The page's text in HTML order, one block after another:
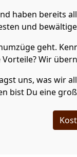
haben bereits
und
geht.
Wir
uns, was wir
bist Du eine